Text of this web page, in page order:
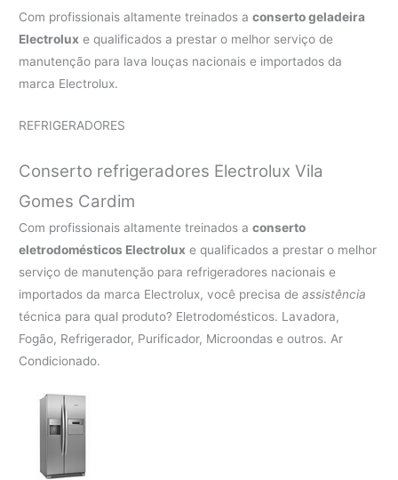
Com profissionais altamente treinados aconserto geladeira
Electrolux e qualificados a prestar o melhor serviço de
manutenção para lava louças nacionais e importados da
marca Electrolux.
REFRIGERADORES
Conserto refrigeradores Electrolux Vila
Gomes Cardim
Com profissionais altamente treinados aconserto
eletrodomésticos Electrolux e qualificados a prestar o melhor
serviço de manutenção para refrigeradores nacionais e
importados da marca Electrolux, você precisa deassistência
técnica para qual produto? Eletrodomésticos. Lavadora,
Fogão, Refrigerador, Purificador, Microondas e outros. Ar
Condicionado.